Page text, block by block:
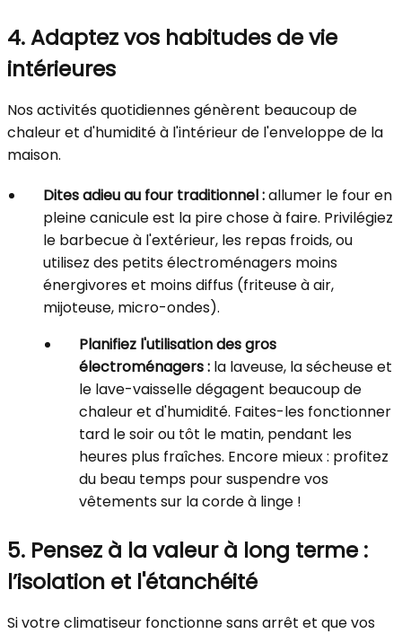
4. Adaptez vos habitudes de vie
intérieures
Nos activités quotidiennes génèrent beaucoup de
chaleur et d'humidité à l'intérieur de l'enveloppe de la
maison.
Dites adieu au four traditionnel :allumer le four en
pleine canicule est la pire chose à faire. Privilégiez
le barbecue à l'extérieur, les repas froids, ou
utilisez des petits électroménagers moins
énergivores et moins diffus (friteuse à air,
mijoteuse, micro-ondes).
Planifiez l'utilisation des gros
électroménagers : la laveuse, la sécheuse et
le lave-vaisselle dégagent beaucoup de
chaleur et d'humidité. Faites-les fonctionner
tard le soir ou tôt le matin, pendant les
heures plus fraîches. Encore mieux : profitez
du beau temps pour suspendre vos
vêtements sur la corde à linge !
5. Pensez à la valeur à long terme :
l’isolation et l'étanchéité
Si votre climatiseur fonctionne sans arrêt et que vos